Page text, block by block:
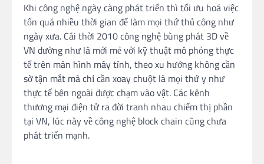
Khi công nghệ ngày càng phát triển thì tối ưu hoá việc
tốn quá nhiều thời gian để làm mọi thứ thủ công như
ngày xưa. Cái thời 2010 công nghệ bùng phát 3D về
VN dường như là mới mẻ với kỹ thuật mô phỏng thực
tế trên màn hình máy tính, theo xu hướng không cần
sờ tận mắt mà chỉ cần xoay chuột là mọi thứ y như
thực tế bên ngoài được chạm vào vật. Các kênh
thương mại điện tử ra đời tranh nhau chiếm thị phần
tại VN, lúc này về công nghệ block chain cũng chưa
phát triển mạnh.